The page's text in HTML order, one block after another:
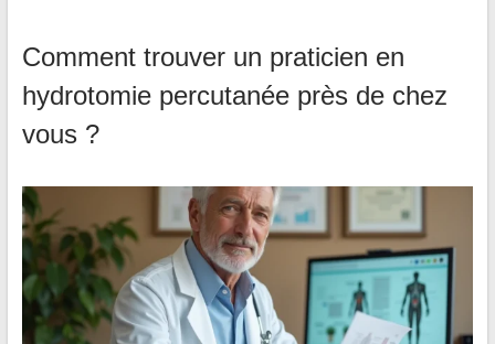
Comment trouver un praticien en
hydrotomie percutanée près de chez
vous ?